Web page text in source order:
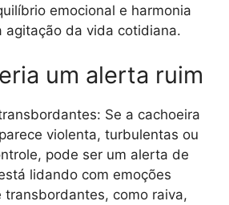
emocional e harmonia
agitação da vida cotidiana.
um alerta ruim
Se a cachoeira
violenta, turbulentas ou
pode ser um alerta de
lidando com emoções
transbordantes, como raiva,